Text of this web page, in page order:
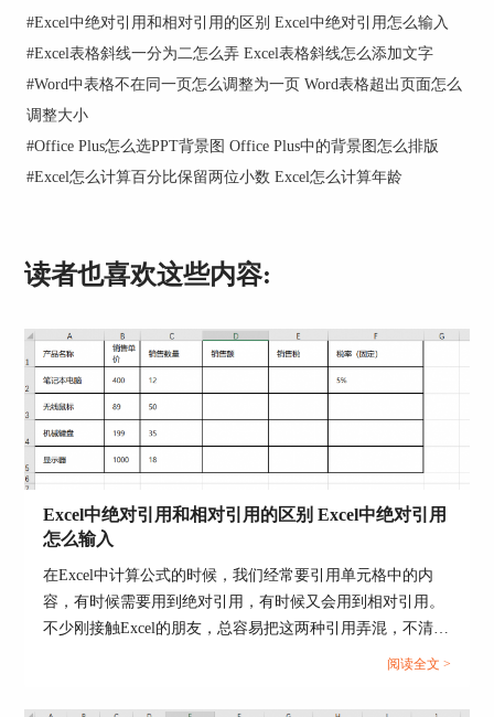
4.同样选中音频图标，点击“动画窗格”，在跳出的
表中选择“图片5”点击“确定”按钮，触发器声音就
设置完成了，暂停触发器可参考上述步骤进行设
#Excel中绝对引用和相对引用的区别 Excel中绝对引用怎么输入
#Excel表格斜线一分为二怎么弄 Excel表格斜线怎么添加文字
#Word中表格不在同一页怎么调整为一页 Word表格超出页面怎么
调整大小
#Office Plus怎么选PPT背景图 Office Plus中的背景图怎么排版
#Excel怎么计算百分比保留两位小数 Excel怎么计算年龄
读者也喜欢这些内容:
Excel中绝对引用和相对引用的区别 Excel中绝对引用
怎么输入
在Excel中计算公式的时候，我们经常要引用单元格中的内
容，有时候需要用到绝对引用，有时候又会用到相对引用。
不少刚接触Excel的朋友，总容易把这两种引用弄混，不清楚
该在什么情况下使用绝对引用或者相对引用。那么今天我们
Excel中绝对引用怎么输入的相关内容。...
阅读全文 >